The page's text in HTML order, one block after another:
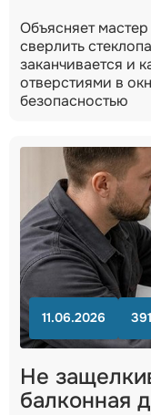
Объясняет
сверлить
заканчивается и
отверстиями в
безопасностью
11.06.2026 391
Не
балконная